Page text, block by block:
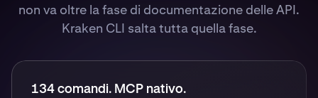
non va oltre la fase di documentazione delle API.
Kraken CLI salta tutta quella fase.
134 comandi. MCP nativo.